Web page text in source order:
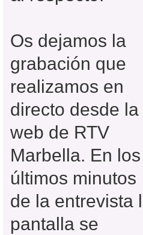
Os dejamos la
grabación que
realizamos en
directo desde la
web de RTV
Marbella. En los
últimos minutos
de la entrevista
pantalla se